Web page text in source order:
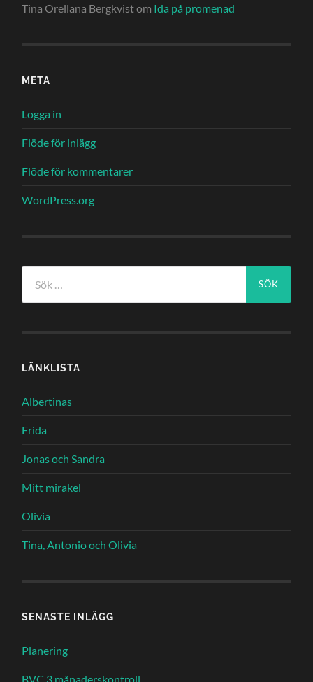
Tina Orellana Bergkvistom Ida på promenad
META
Logga in
Flöde för inlägg
Flöde för kommentarer
WordPress.org
efter:
LÄNKLISTA
Albertinas
Frida
Jonas och Sandra
Mitt mirakel
Olivia
Tina, Antonio och Olivia
SENASTE INLÄGG
Planering
BVC 3 månaderskontroll